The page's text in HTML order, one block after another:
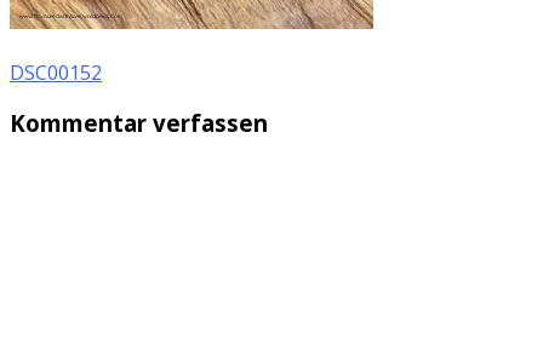
DSC00152
Kommentar verfassen